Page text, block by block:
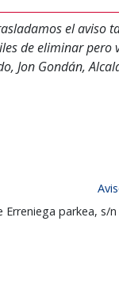
el aviso
de eliminar pero
Jon Gondán,
Erreniega parkea, s/